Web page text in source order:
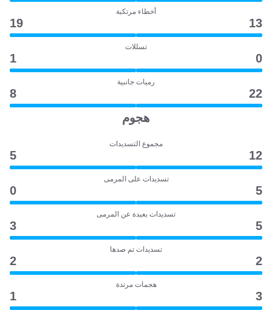
أخطاء مرتكبة
13
19
تسللات
0
1
رميات جانبية
22
8
هجوم
مجموع التسديدات
12
5
تسديدات على المرمى
5
0
تسديدات بعيدة عن المرمى
5
3
تسديدات تم صدها
2
2
هجمات مرتدة
3
1